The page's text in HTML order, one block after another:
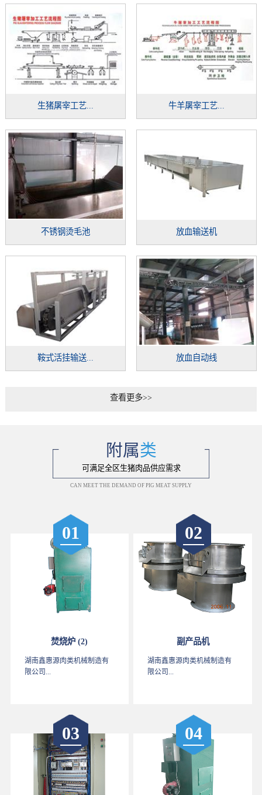
生猪屠宰工艺... 牛羊屠宰工艺...
不锈钢烫毛池 放血输送机
鞍式活挂输送... 放血自动线
查看更多>>
附属类
可满足全区生猪肉品供应需求
CAN MEET THE DEMAND OF PIG MEAT SUPPLY
01
焚烧炉 (2)
湖南鑫惠源肉类机械制造有
限公司...
02
副产品机
湖南鑫惠源肉类机械制造有
限公司...
03 04